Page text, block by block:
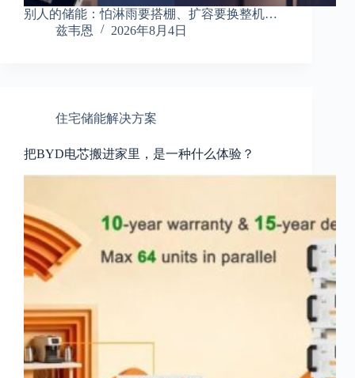
别人的储能：怕淋雨要搭棚、扩容要换整机…
兹韦恩
2026年8月4日
住宅储能解决方案
把BYD电芯搬进家里，是一种什么体验？